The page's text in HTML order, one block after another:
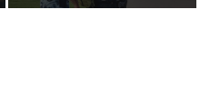
го тура РПЛ в Москве